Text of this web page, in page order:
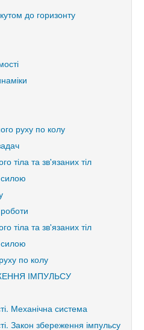
до горизонту
руху по колу
тіла та зв'язаних тіл
силою
тіла та зв'язаних тіл
силою
по колу
ІМПУЛЬСУ
Механічна система
Закон збереження імпульсу